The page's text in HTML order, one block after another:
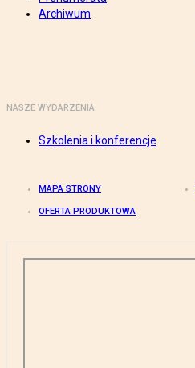
Archiwum
NASZE WYDARZENIA
Szkolenia i konferencje
MAPA STRONY
OFERTA PRODUKTOWA